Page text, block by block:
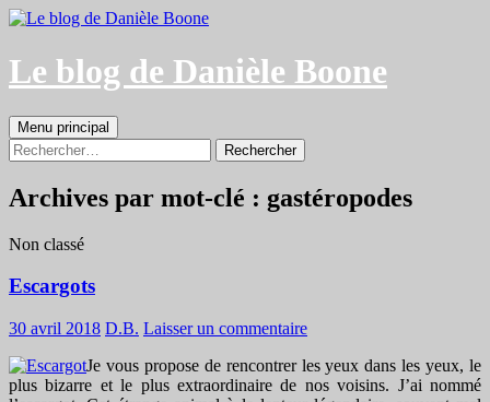
Aller
contenu
Le blog de Danièle Boone
Recherche
Menu principal
Rechercher :
Archives par mot-clé : gastéropodes
Non classé
Escargots
30 avril 2018 D.B. Laisser un commentaire
Je vous propose de rencontrer les yeux dans les yeux, le
plus bizarre et le plus extraordinaire de nos voisins. J’ai nommé